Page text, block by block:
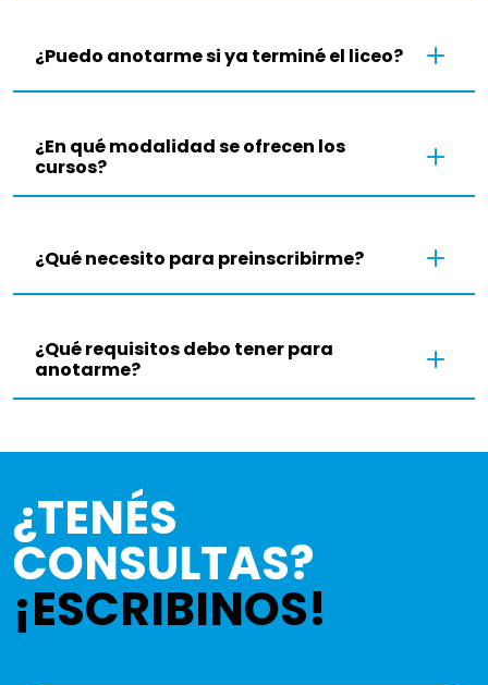
¿Puedo anotarme si ya terminé el liceo?
¿En qué modalidad se ofrecen los
cursos?
¿Qué necesito para preinscribirme?
¿Qué requisitos debo tener para
anotarme?
¿TENÉS
CONSULTAS?
¡ESCRIBINOS!